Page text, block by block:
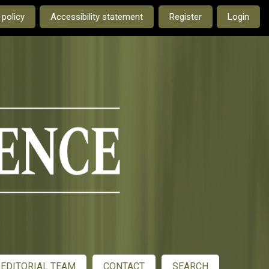
current language is:Accessibility statement Register Login
EDITORIAL TEAM CONTACT SEARCH